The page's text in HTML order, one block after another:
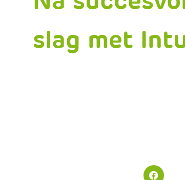
slag met